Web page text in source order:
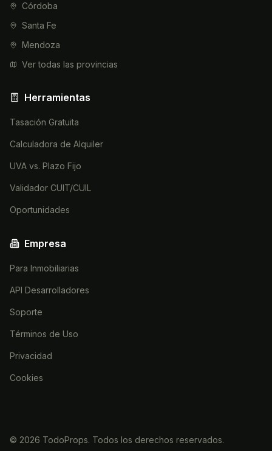
Córdoba
Santa Fe
Mendoza
Ver todas las provincias
Herramientas
Tasación Gratuita
Calculadora de Alquiler
UVA vs. Plazo Fijo
Validador CUIT/CUIL
Oportunidades
Empresa
Para Inmobiliarias
API Desarrolladores
Soporte
Términos de Uso
Privacidad
Cookies
© 2026 TodoProps. Todos los derechos reservados.